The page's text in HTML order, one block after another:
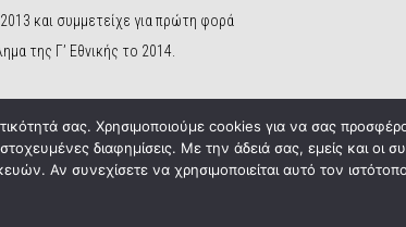
και συμμετείχε για πρώτη φορά
της Γ’ Εθνικής το 2014.
σας. Χρησιμοποιούμε cookies για να σας
διαφημίσεις. Με την άδειά σας, εμείς και
Αν συνεχίσετε να χρησιμοποιείται αυτό τον